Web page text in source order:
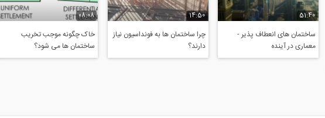
51:40
ساختمان های انعطاف پذیر -
معماری در آینده
14:50
چرا ساختمان ها به فونداسیون نیاز
دارند؟
08:08
خاک چگونه موجب تخریب
ساختمان ها می شود؟